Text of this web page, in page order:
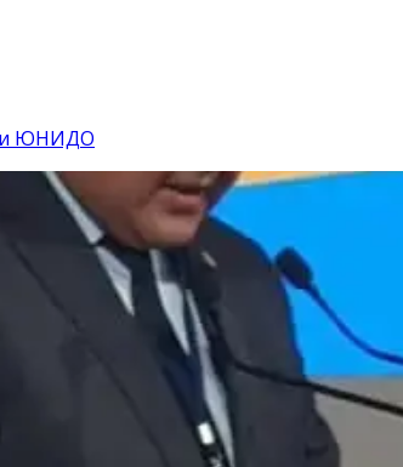
ЮНИДО